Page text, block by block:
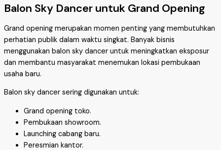
Balon Sky Dancer untuk Grand Opening
Grand opening merupakan momen penting yang membutuhkan
perhatian publik dalam waktu singkat. Banyak bisnis
menggunakan balon sky dancer untuk meningkatkan eksposur
dan membantu masyarakat menemukan lokasi pembukaan
usaha baru.
Balon sky dancer sering digunakan untuk:
Grand opening toko.
Pembukaan showroom.
Launching cabang baru.
Peresmian kantor.